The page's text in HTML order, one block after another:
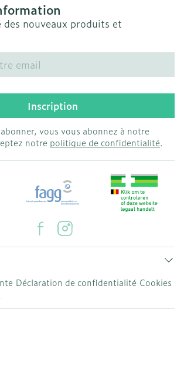
des nouveaux produits et
Inscription
vous vous abonnez à notre
notre politique de confidentialité.
Déclaration de confidentialité Cookies